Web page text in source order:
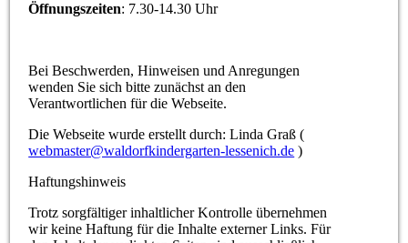
Öffnungszeiten: 7.30-14.30 Uhr
Bei Beschwerden, Hinweisen und Anregungen
wenden Sie sich bitte zunächst an den
Verantwortlichen für die Webseite.
Die Webseite wurde erstellt durch: Linda Graß (
webmaster@waldorfkindergarten-lessenich.de )
Haftungshinweis
Trotz sorgfältiger inhaltlicher Kontrolle übernehmen
wir keine Haftung für die Inhalte externer Links. Für